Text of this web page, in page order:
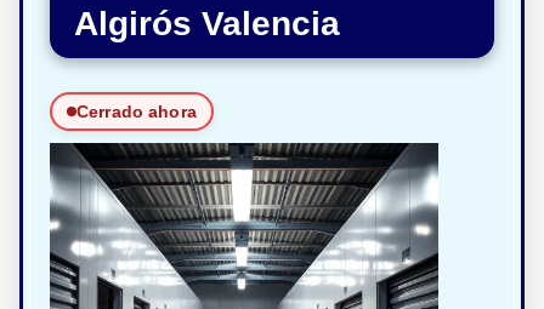
Algirós Valencia
Cerrado ahora